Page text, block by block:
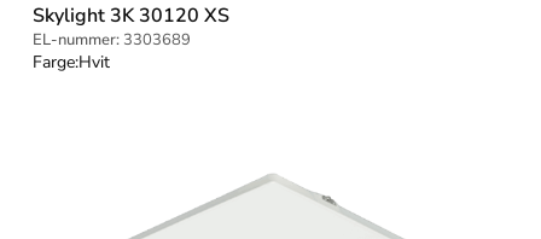
Skylight 3K 30120 XS
EL-nummer: 3303689
Farge:Hvit